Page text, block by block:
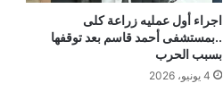
اجراء أول عمليه زراعة كلى
..بمستشفى أحمد قاسم بعد توقفها
بسبب الحرب
4 يونيو، 2026